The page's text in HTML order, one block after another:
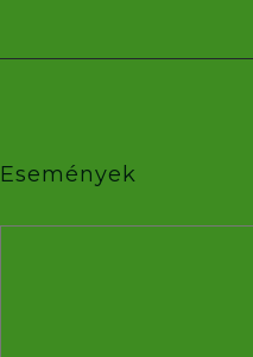
Események